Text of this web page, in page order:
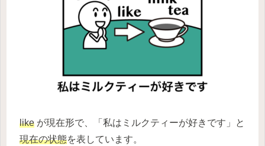
like が現在形で、「私はミルクティーが好きです」と
現在の状態を表しています。